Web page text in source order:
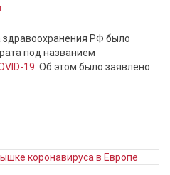
РФ было
под названием
19 . Об этом было заявлено